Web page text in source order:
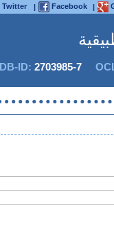
Twitter | Facebook |
ID: 2703985-7